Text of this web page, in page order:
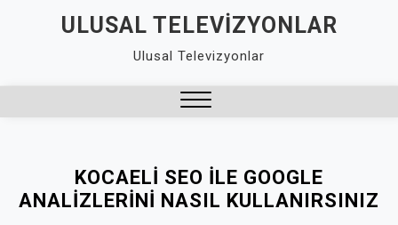
ULUSAL TELEVIZYONLAR
Ulusal Televizyonlar
KOCAELI SEO ILE GOOGLE
ANALIZLERINI NASIL KULLANIRSINIZ